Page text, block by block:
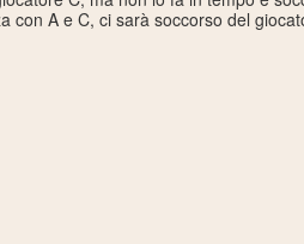
con A e C, ci sarà soccorso del